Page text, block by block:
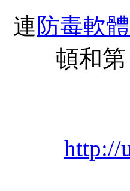
連防毒軟
頓和
http://